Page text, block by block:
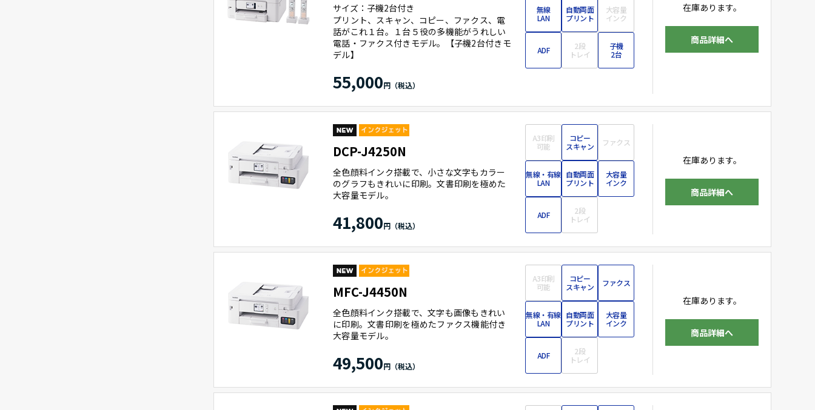
サイズ：子機2台付き
プリント、スキャン、コピー、ファクス、電
話がこれ１台。１台５役の多機能がうれしい
電話・ファクス付きモデル。【子機2台付きモ
デル】
55,000
無線
LAN
自動両面
プリント
大容量
インク
ADF
2段
トレイ
子機
2台
在庫あります。
商品詳細へ
DCP-J4250N
全色顔料インク搭載で、小さな文字もカラー
のグラフもきれいに印刷。文書印刷を極めた
大容量モデル。
41,800
A3印刷
可能
コピー
スキャン
ファクス
無線・有線
LAN
自動両面
プリント
大容量
インク
ADF
2段
トレイ
在庫あります。
商品詳細へ
MFC-J4450N
全色顔料インク搭載で、文字も画像もきれい
に印刷。文書印刷を極めたファクス機能付き
大容量モデル。
49,500
A3印刷
可能
コピー
スキャン
ファクス
無線・有線
LAN
自動両面
プリント
大容量
インク
ADF
2段
トレイ
在庫あります。
商品詳細へ